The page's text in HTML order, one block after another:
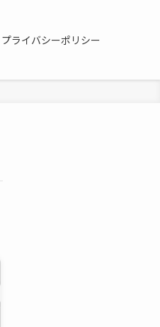
プライバシーポリシー